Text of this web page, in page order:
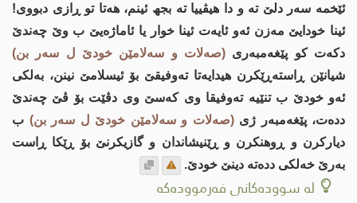
ئێخمه‌ سه‌ر دلێ ته‌ و دا هیڤییا ته‌ بجھ ئینم، هه‌تا تو ڕازی دبووی!
ئینا خودایێ مه‌زن ئه‌و ئایه‌ت ئینا خوار یا ئاماژه‌یێ ب وێ چه‌ندێ
دكه‌ت كو پێغه‌مبه‌ری (صه‌لات و سه‌لامێن خودێ ل سه‌ر بن)
شیانێن ڕاسته‌ڕێكرن هیدایه‌تا ته‌وفیقێ بۆ ئیسلامێ نینن، به‌لكی
ئه‌و خودێ ب تنێیه‌ ته‌وفیقا وی كه‌سێ وی دڤێت بۆ ڤێ چه‌ندێ
دده‌ت، پێغه‌مبه‌ر ژی(صه‌لات و سه‌لامێن خودێ ل سه‌ر بن) ب
دیاركرن و ڕوهنكرن و ڕێنیشاندان و گازیكرنێ بۆ ڕێكا ڕاست
به‌رێ خه‌لكی دده‌ته‌ دینێ خودێ.
لە سوودەکانی فەرموودەکە